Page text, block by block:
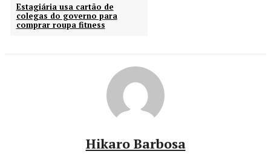
Estagiária usa cartão de
colegas do governo para
comprar roupa fitness
Hikaro Barbosa